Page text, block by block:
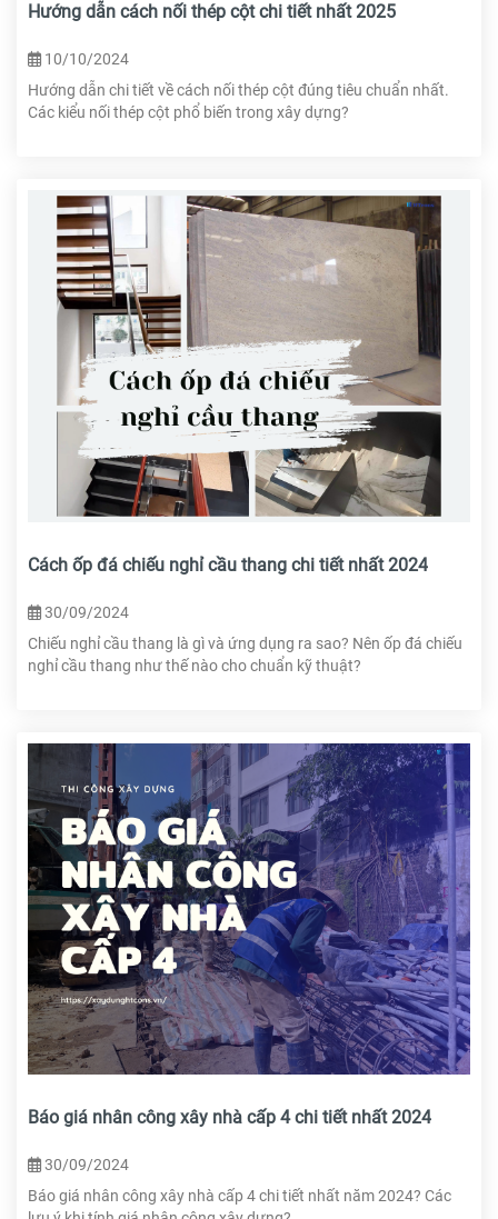
Hướng dẫn cách nối thép cột chi tiết nhất 2025
10/10/2024
Hướng dẫn chi tiết về cách nối thép cột đúng tiêu chuẩn nhất.
Các kiểu nối thép cột phổ biến trong xây dựng?
Cách ốp đá chiếu nghỉ cầu thang chi tiết nhất 2024
30/09/2024
Chiếu nghỉ cầu thang là gì và ứng dụng ra sao? Nên ốp đá chiếu
nghỉ cầu thang như thế nào cho chuẩn kỹ thuật?
Báo giá nhân công xây nhà cấp 4 chi tiết nhất 2024
30/09/2024
Báo giá nhân công xây nhà cấp 4 chi tiết nhất năm 2024? Các